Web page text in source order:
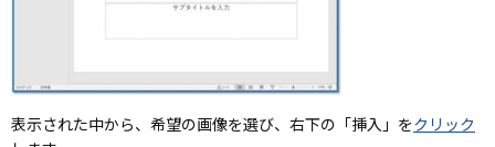
表示された中から、希望の画像を選び、右下の「挿入」をクリック